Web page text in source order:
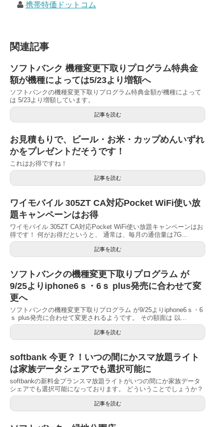
携帯特価ドットコム
関連記事
ソフトバンク 機種変更下取りプログラム特典金
額が機種によっては5/23より増額へ
ソフトバンクの機種変更下取りプログラム特典金額が機種によって
は 5/23より増額しています。
記事を読む
お見積もりで、ビール・お米・カップめんいずれ
かをプレゼントだそうです！
これはお得ですね！
記事を読む
ワイモバイル 305ZT CA対応Pocket WiFi使い放
題キャンペーンはお得
ワイモバイル 305ZT CA対応Pocket WiFi使い放題キャンペーンはお
得です！ 何がお得だというと、 通常は、毎月の通信量は7G...
記事を読む
ソフトバンクの機種変更下取りプログラム が
9/25よりiphone6ｓ・6ｓ plus発売に合わせて変
更へ
ソフトバンクの機種変更下取りプログラム が9/25よりiphone6ｓ・6
ｓ plus発売に合わせて変更されるようです。 その額面は 以...
記事を読む
softbank 今更？！いつの間にかスマ放題ライト
は家族データシェアでも選択可能に
softbankの新料金プランスマ放題ライトがいつの間にか家族データ
シェアでも選択可能になっております。 どういうことでしょうか？
記事を読む